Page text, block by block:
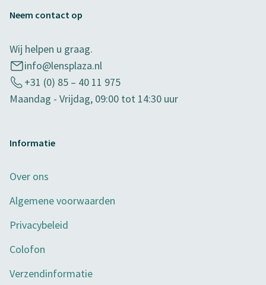
Neem contact op
Wij helpen u graag.
info@lensplaza.nl
+31 (0) 85 – 40 11 975
Maandag - Vrijdag, 09:00 tot 14:30 uur
Informatie
Over ons
Algemene voorwaarden
Privacybeleid
Colofon
Verzendinformatie